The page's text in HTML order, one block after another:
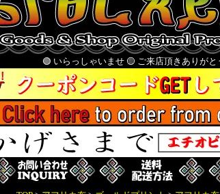
らっしゃいませ 🟡 ご来店頂きありがとうございます